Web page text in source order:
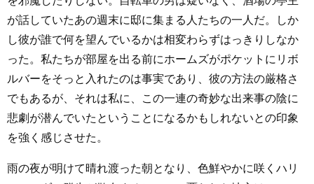
が話していたあの週末に邸に集まる人たちの一人だ。しか
し彼が誰で何を望んでいるかは相変わらずはっきりしなか
った。私たちが部屋を出る前にホームズがポケットにリボ
ルバーをそっと入れたのは事実であり、彼の方法の厳格さ
でもあるが、それは私に、この一連の奇妙な出来事の陰に
悲劇が潜んでいたということになるかもしれないとの印象
を強く感じさせた。
雨の夜が明けて晴れ渡った朝となり、色鮮やかに咲くハリ